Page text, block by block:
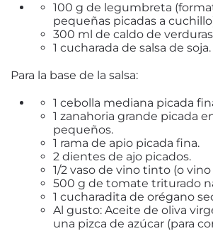
100 g de legumbreta
pequeñas picadas a
300 ml de caldo de
1 cucharada de salsa de soja.
Para la base de la salsa:
1 cebolla mediana picada
1 zanahoria grande picada
pequeños.
1 rama de apio picada fina.
2 dientes de ajo picados.
1/2 vaso de vino tinto (o vino
500 g de tomate triturado
1 cucharadita de orégano
Al gusto: Aceite de oliva
una pizca de azúcar (para